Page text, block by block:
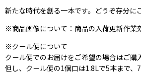
新たな時代を創る一本です。どうぞ存分に
※商品画像について：商品の入荷更新作業
※クール便について
クール便でのお届けをご希望の場合はご
但し、クール便の1個口は1.8Lで5本まで